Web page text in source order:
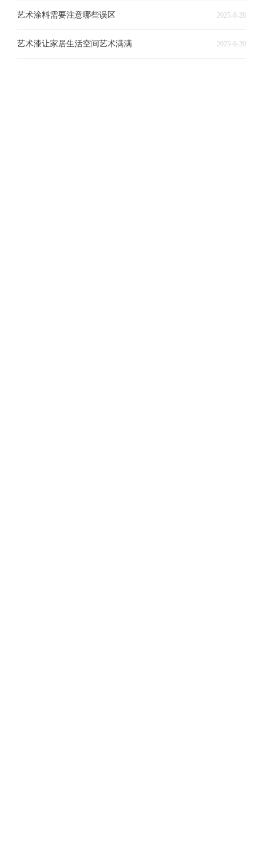
2025-6-28
艺术涂料需要注意哪些误区
2025-6-20
艺术漆让家居生活空间艺术满满